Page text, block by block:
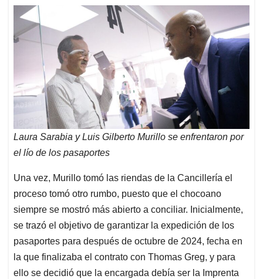
Laura Sarabia y Luis Gilberto Murillo se enfrentaron por
el lío de los pasaportes
Una vez, Murillo tomó las riendas de la Cancillería el
proceso tomó otro rumbo, puesto que el chocoano
siempre se mostró más abierto a conciliar. Inicialmente,
se trazó el objetivo de garantizar la expedición de los
pasaportes para después de octubre de 2024, fecha en
la que finalizaba el contrato con Thomas Greg, y para
ello se decidió que la encargada debía ser la Imprenta